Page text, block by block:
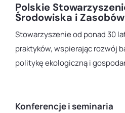
Polskie
Środowiska i
Stowarzyszenie od ponad 30
praktyków, wspierając rozwój
politykę ekologiczną i
Konferencje i seminaria